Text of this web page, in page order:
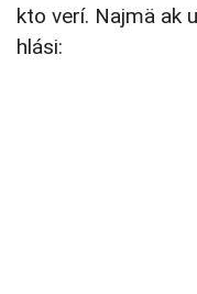
kto verí. Najmä ak
hlási: